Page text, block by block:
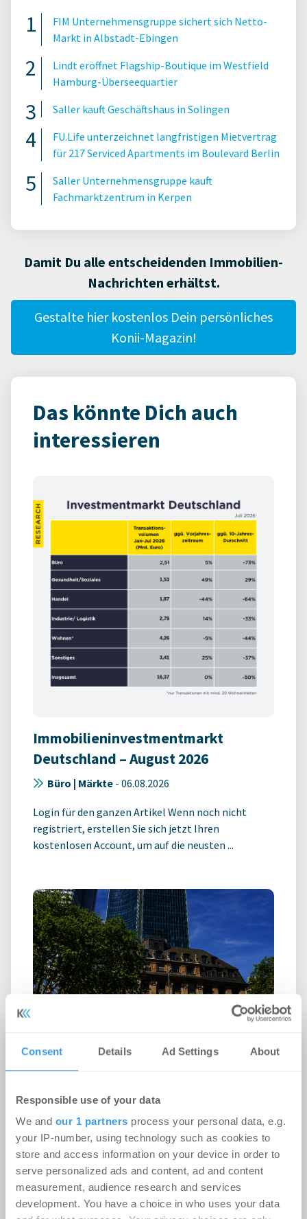
Consent Details Ad Settings About
Responsible use of your data
We and our 1 partners process your personal data, e.g.
your IP-number, using technology such as cookies to
store and access information on your device in order to
serve personalized ads and content, ad and content
measurement, audience research and services
development. You have a choice in who uses your data
FIM Unternehmensgruppe sichert sich Netto-
Markt in Albstadt-Ebingen
Lindt eröffnet Flagship-Boutique im Westfield
Hamburg-Überseequartier
Saller kauft Geschäftshaus in Solingen
FU.Life unterzeichnet langfristigen Mietvertrag
für 217 Serviced Apartments im Boulevard Berlin
Saller Unternehmensgruppe kauft
Fachmarktzentrum in Kerpen
Damit Du alle entscheidenden Immobilien-
Nachrichten erhältst.
Gestalte hier kostenlos Dein persönliches
Konii-Magazin!
Das könnte Dich auch
interessieren
Immobilieninvestmentmarkt
Deutschland – August 2026
Büro | Märkte - 06.08.2026
Login für den ganzen Artikel Wenn noch nicht
registriert, erstellen Sie sich jetzt Ihren
kostenlosen Account, um auf die neusten ...
ODDO BHF SE für den SKYPER
Büro | Deals Miete-06.08.2026
Login für den ganzen Artikel Wenn noch nicht
registriert, erstellen Sie sich jetzt Ihren
kostenlosen Account, um auf die neusten ...